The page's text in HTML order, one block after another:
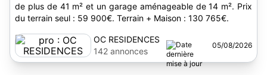
de plus de 41 m² et un garage aménageable de 14 m². Prix
du terrain seul : 59 900€. Terrain + Maison : 130 765€.
OC RESIDENCES
142 annonces
05/08/2026